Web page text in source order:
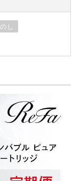
のし